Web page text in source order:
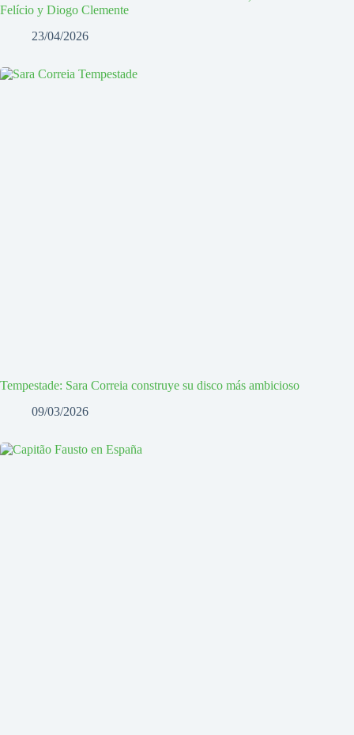
Felício y Diogo Clemente
23/04/2026
Tempestade: Sara Correia construye su disco más ambicioso
09/03/2026